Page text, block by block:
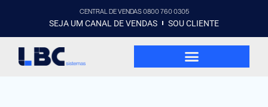
CENTRAL DE VENDAS 0800 760 0305
SEJA UM CANAL DE VENDAS SOU CLIENTE